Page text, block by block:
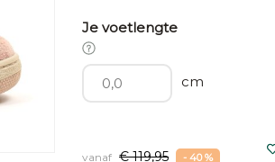
Je voetlengte
cm
vanaf € 119,95 - 40 %